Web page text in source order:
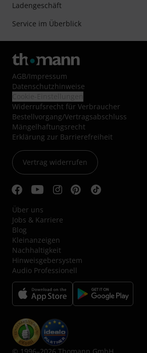
Ladengeschäft
Service im Überblick
AGB/Impressum
Datenschutzhinweise
Widerrufsrecht für Verbraucher
Bestellvorgang/Vertragsabschluss
Mängelhaftungsrecht
Erklärung zur Barrierefreiheit
Vertrag widerrufen
Über uns
Jobs & Karriere
Blog
Kleinanzeigen
Nachhaltigkeit
Hinweisgebersystem
Audio Professionell